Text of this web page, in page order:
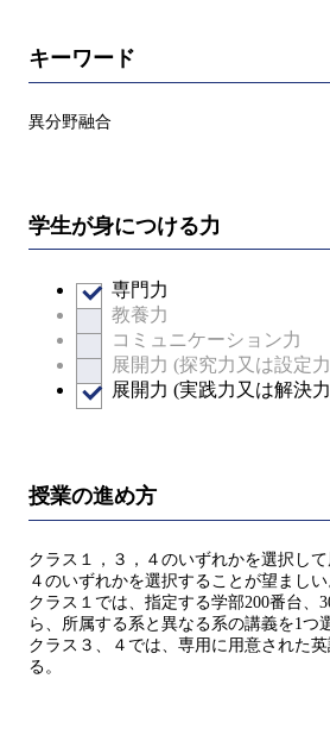
キーワード
異分野融合
学生が身につける力
専門力
教養力
コミュニケーション力
展開力 (探究力又は設定
展開力 (実践力又は解決
授業の進め方
クラス１，３，４のいずれかを選択して
４のいずれかを選択することが望ましい
クラス１では、指定する学部200番台、
ら、所属する系と異なる系の講義を1つ
クラス３、４では、専用に用意された
る。